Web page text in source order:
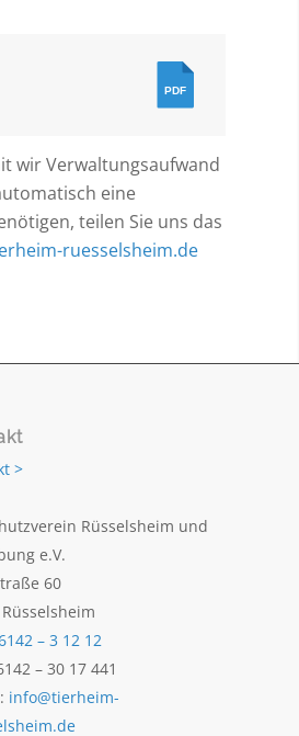
PDF
wir Verwaltungsaufwand
eine
teilen Sie uns das
ruesselsheim.de
>
Rüsselsheim und
e.V.
60
– 3 12 12
– 30 17 441
info@tierheim-